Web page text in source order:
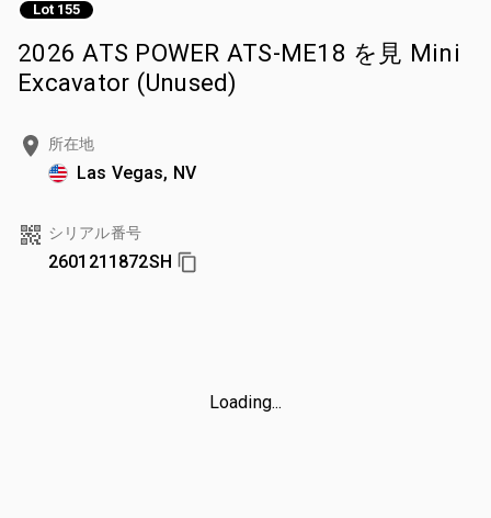
Lot 155
2026 ATS POWER ATS-ME18 を見 Mini
Excavator (Unused)
所在地
Las Vegas, NV
シリアル番号
2601211872SH
Loading...